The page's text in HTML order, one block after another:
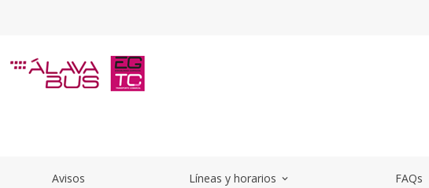
DIA EUROPEO SIN COCHE 22 DE
Avisos Líneas y horarios expand_more FAQs